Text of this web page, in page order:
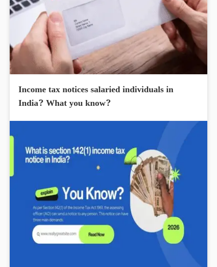
Income tax notices salaried individuals in
India? What you know?